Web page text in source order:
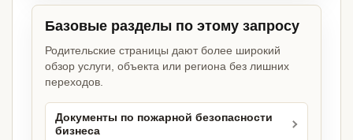
Базовые разделы по этому запросу
Родительские страницы дают более широкий
обзор услуги, объекта или региона без лишних
переходов.
Документы по пожарной безопасности
бизнеса